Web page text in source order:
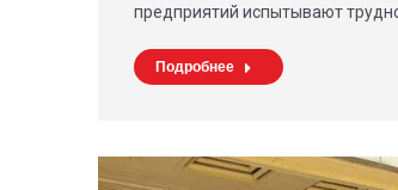
предприятий испытывают
Подробнее